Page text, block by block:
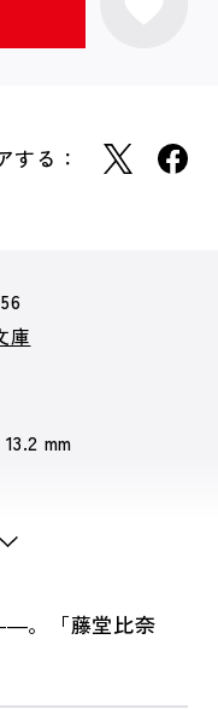
する：
庫
mm
。「藤堂比奈